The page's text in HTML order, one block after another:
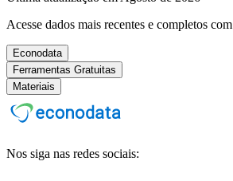
Acesse dados mais recentes e completos com
Econodata
Ferramentas Gratuitas
Materiais
Nos siga nas redes sociais: